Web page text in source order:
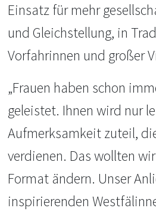
Einsatz für mehr
und Gleichstellung, in
Vorfahrinnen und großer
„Frauen haben schon
geleistet. Ihnen wird nur
Aufmerksamkeit zuteil,
verdienen. Das wollten
Format ändern. Unser
inspirierenden